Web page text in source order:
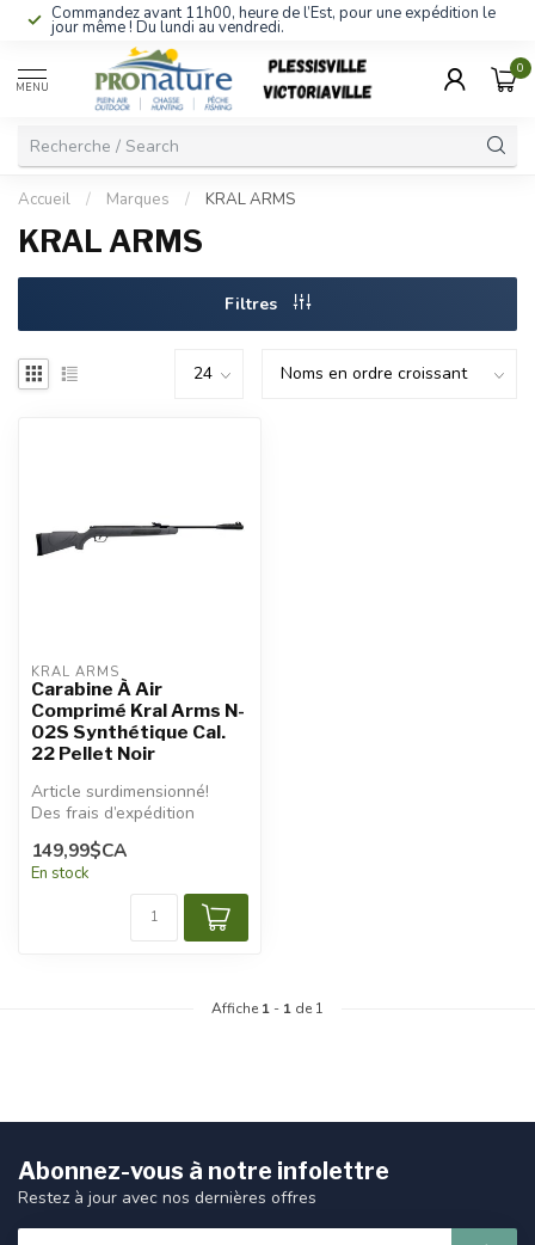
Commandez avant 11h00, heure de l’Est, pour une expédition le
jour même ! Du lundi au vendredi.
MENU
0
Accueil / Marques / KRAL ARMS
KRAL ARMS
Filtres
KRAL ARMS
Carabine À Air
Comprimé Kral Arms N-
02S Synthétique Cal.
22 Pellet Noir
Article surdimensionné!
Des frais d’expédition
additionnels seront
appliqués.
149,99$CA
En stock
Affiche 1 - 1 de 1
Abonnez-vous à notre infolettre
Restez à jour avec nos dernières offres